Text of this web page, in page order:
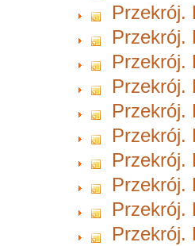
Przekrój.
Przekrój.
Przekrój.
Przekrój.
Przekrój.
Przekrój.
Przekrój.
Przekrój.
Przekrój.
Przekrój.